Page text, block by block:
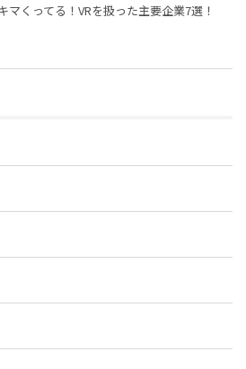
マくってる！VRを扱った主要企業7選！